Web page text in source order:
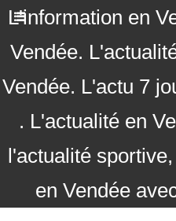
L'information en
Vendée.
Vendée. L'actu 7
. L'actualité en
l'actualité
en Vendée